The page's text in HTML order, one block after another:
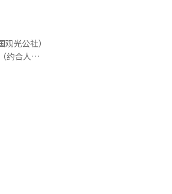
实际
这种
元）。其
售渠道来
为突出。
月底，全
约合人民
相关消费